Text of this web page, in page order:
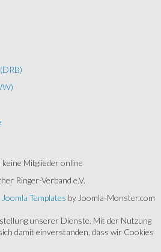
Mitglieder online
Ringer-Verband e.V.
Joomla Templates by Joomla-Monster.com
unserer Dienste. Mit der Nutzung
damit einverstanden, dass wir Cookies